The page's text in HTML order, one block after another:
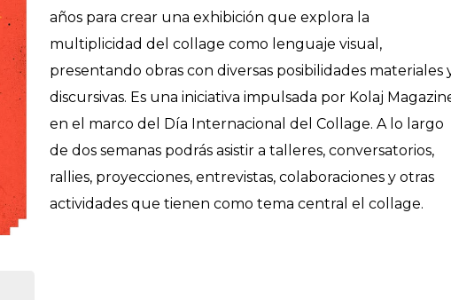
años para crear una exhibición que explora la
multiplicidad del collage como lenguaje visual,
presentando obras con diversas posibilidades materiales
discursivas. Es una iniciativa impulsada por Kolaj
en el marco del Día Internacional del Collage. A lo largo
de dos semanas podrás asistir a talleres, conversatorios,
rallies, proyecciones, entrevistas, colaboraciones y otras
actividades que tienen como tema central el collage.